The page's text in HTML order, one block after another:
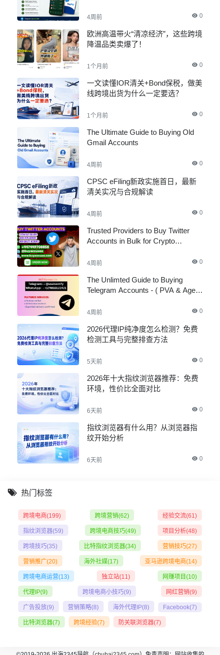
4周前 0
欧洲高温带火“清凉经济”，这些跨境
降温品类卖爆了！
1个月前 0
一文读懂IOR清关+Bond保税，做美
线跨境出货为什么一定要选？
1个月前 0
The Ultimate Guide to Buying Old
Gmail Accounts
4周前 0
CPSC eFiling新政实施首日，最新
清关实况与合规解读
4周前 0
Trusted Providers to Buy Twitter
Accounts in Bulk for Crypto
4周前 0
The Unlimted Guide to Buying
Telegram Accounts - ( PVA & Aged
4周前 0
2026代理IP纯净度怎么检测？免费
检测工具与完整排查方法
5天前 0
2026年十大指纹浏览器推荐：免费
环境，性价比全面对比
6天前 0
指纹浏览器有什么用？从浏览器指
纹开始分析
6天前 0
热门标签
跨境电商(199) 跨境营销(62) 经验交流(61)
指纹浏览器(59) 跨境电商技巧(49) 项目分析(48)
跨境技巧(35) 比特指纹浏览器(34) 营销技巧(27)
营销推广(20) 海外社媒(17) 亚马逊跨境电商(14)
跨境电商运营(13) 独立站(11) 网赚项目 (10)
代理IP(9) 跨境电商小技巧(9) 网红营销(9)
广告投放(9) 营销策略(8) 海外代理IP(8) Facebook(7)
比特浏览器(7) 跨境经验(7) 防关联浏览器(7)